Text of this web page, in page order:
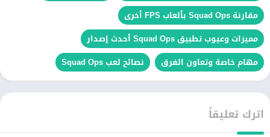
مقارنة Squad Ops بألعاب FPS أخرى
مميزات وعيوب تطبيق Squad Ops أحدث إصدار
مهام خاصة وتعاون الفرق
نصائح لعب Squad Ops
اترك تعليقاً